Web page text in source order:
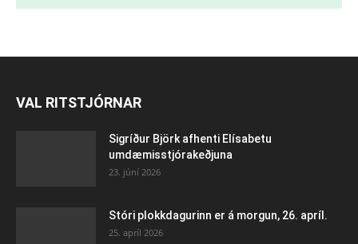
VAL RITSTJÓRNAR
Sigríður Björk afhenti Elísabetu
umdæmisstjórakeðjuna
23. júní 2026
Stóri plokkdagurinn er á morgun, 26. apríl.
25. apríl 2026